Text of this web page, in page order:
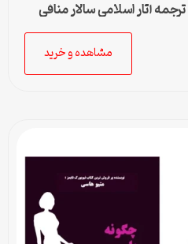
آثار اسلامی سالار منافی
مشاهده و خرید